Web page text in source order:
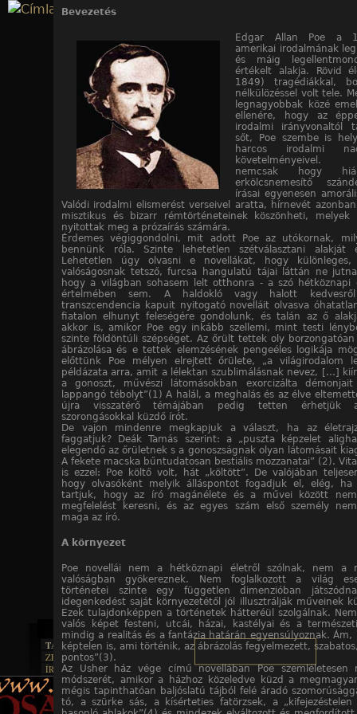
Bevezetés
Edgar Allan Poe a
amerikai irodalmának
és máig
értékelt alakja. Rövid
1849) tragédiákkal,
nélkülözéssel volt tele.
legnagyobbak közé
ellenére, hogy az
irodalmi irányvonaltól
sőt, Poe szembe is
harcos irodalmi
követelményeivel.
nemcsak hogy
erkölcsnemesítő
írásai egyenesen
Valódi irodalmi elismerést verseivel aratta, hírnevét
misztikus és bizarr rémtörténeteinek köszönheti,
nyitottak meg a prózaírás számára.
Érdemes végiggondolni, mit adott Poe az utókornak,
bennünk róla. Szinte lehetetlen szétválasztani alakját
Lehetetlen úgy olvasni e novellákat, hogy
valóságosnak tetsző, furcsa hangulatú tájai láttán ne
hogy a világban sohasem lelt otthonra - a szó hétköznapi
értelmében sem. A haldokló vagy halott
transzcendencia kapuit nyitogató novelláit olvasva
fiatalon elhunyt feleségére gondolunk, és talán az ő
akkor is, amikor Poe egy inkább szellemi, mint testi
szinte földöntúli szépséget. Az őrült tettek oly borzongatóan
ábrázolása és e tettek elemzésének pengeéles logikája
előttünk Poe mélyen elrejtett őrülete, „a világirodalom
példázata arra, amit a lélektan szublimálásnak nevez, […]
a gonoszt, művészi látomásokban exorcizálta
lappangó tébolyt”(1) A halál, a meghalás és az élve
újra visszatérő témájában pedig tetten érhetjük
szorongásokkal küzdő írót.
De vajon mindenre megkapjuk a választ, ha az
faggatjuk? Deák Tamás szerint: a „puszta képzelet
elegendő az őrületnek s a gonoszságnak olyan látomásait
A fekete macska bűntudatosan bestiális mozzanatai” (2).
is ezzel: Poe költő volt, hát „költött”. De valójában
hogy olvasóként melyik álláspontot fogadjuk el, elég,
tartjuk, hogy az író magánélete és a művei között
megfelelést keresni, és az egyes szám első személy
maga az író.
A környezet
Poe novellái nem a hétköznapi életről szólnak, nem a
valóságban gyökereznek. Nem foglalkozott a világ
történetei szinte egy független dimenzióban
idegenkedést saját környezetétől jól illusztrálják műveinek
Ezek tulajdonképpen a történetek hátteréül szolgálnak.
valós képet festeni, utcái, házai, kastélyai és a
mindig a realitás és a fantázia határán egyensúlyoznak. Ám,
képtelen is, ami történik, az ábrázolás fegyelmezett,
pontos”(3).
Az Usher ház vége című novellában Poe szemléletesen
módszerét, amikor a házhoz közeledve küzd a
mégis tapinthatóan baljóslatú tájból felé áradó
tó, a szürke sás, a kísérteties fatörzsek, a „kifejezéstelen
TAJTÉKOS LAPOK
ZENE
EGYÜTTESEK
INTERJÚK
FORDÍTÁSOK
ÍRÁSOK
IRODALOM
FILM
BOSZORKÁNYKONYHA
FEKETE HUMOR
KÉPES